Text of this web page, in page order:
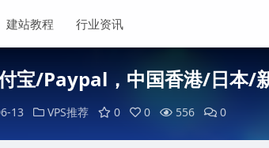
建站教程 行业资讯
宝/Paypal，中国香港/日本/
13 VPS推荐 0 0 556 0